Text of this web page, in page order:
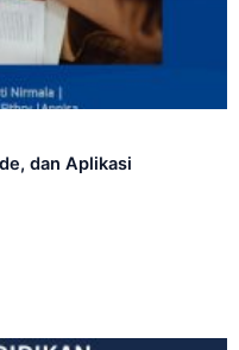
dan Aplikasi